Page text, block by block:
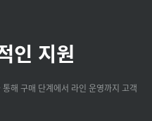
인 지원
해 구매 단계에서 라인 운영까지 고객